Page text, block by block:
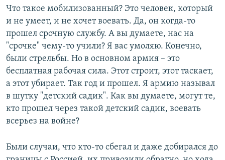
Что такое мобилизованный? Это человек, который
и не умеет, и не хочет воевать. Да, он когда-то
прошел срочную службу. А вы думаете, нас на
"срочке" чему-то учили? Я вас умоляю. Конечно,
были стрельбы. Но в основном армия – это
бесплатная рабочая сила. Этот строит, этот таскает,
а этот убирает. Так год и прошел. Я армию называл
в шутку "детский садик". Как вы думаете, могут те,
кто прошел через такой детский садик, воевать
всерьез на войне?
Были случаи, что кто-то сбегал и даже добирался до